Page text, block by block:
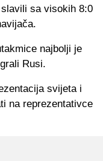
sa visokih 8:0
najbolji je
Rusi.
svijeta i
na reprezentativce